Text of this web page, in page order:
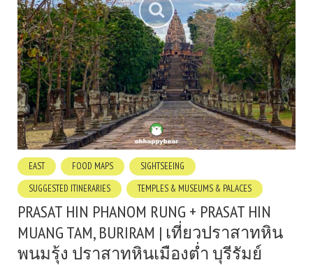
EAST FOOD MAPS
SIGHTSEEING
SUGGESTED ITINERARIES
TEMPLES & MUSEUMS & PALACES
PRASAT HIN PHANOM RUNG + PRASAT HIN
MUANG TAM, BURIRAM | เที่ยวปราสาทหิน
พนมรุ้ง ปราสาทหินเมืองต่ำ บุรีรัมย์